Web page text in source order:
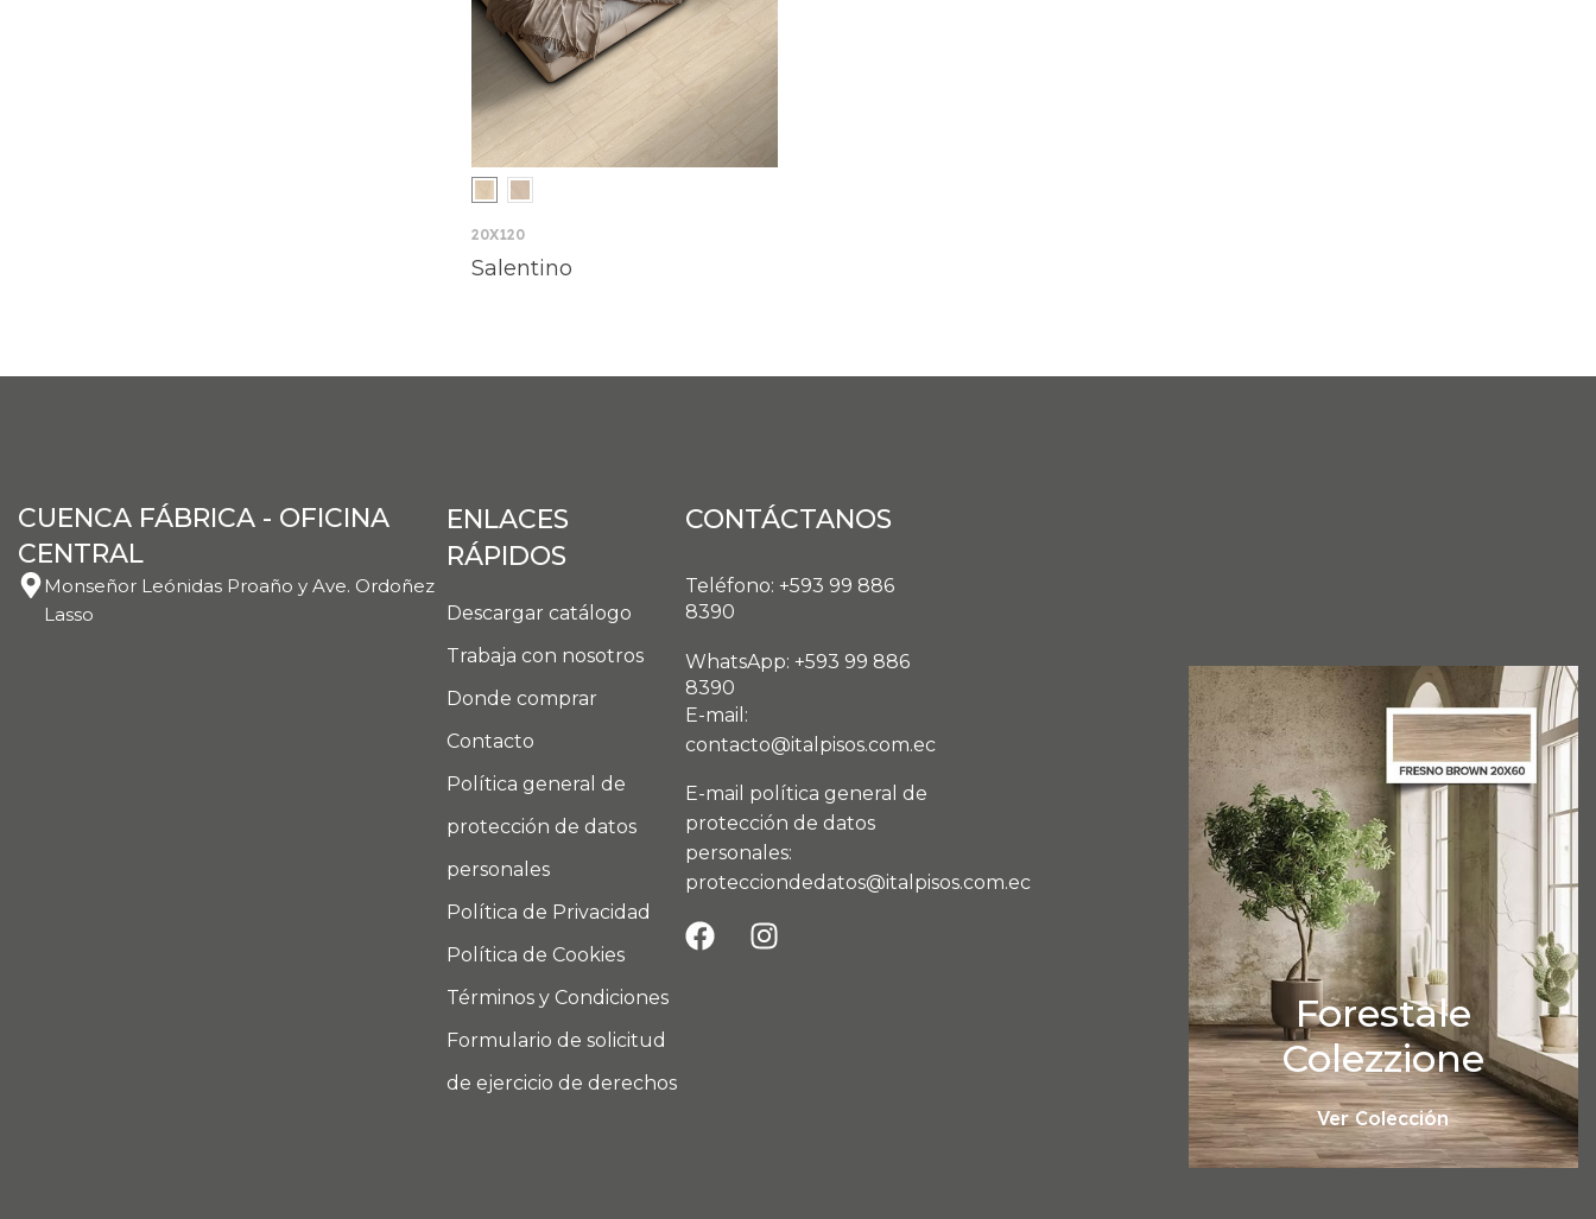
20X120
Salentino
CUENCA FÁBRICA - OFICINA
CENTRAL
Monseñor Leónidas Proaño y Ave. Ordoñez
Lasso
ENLACES
RÁPIDOS
Descargar catálogo
Trabaja con nosotros
Donde comprar
Contacto
Política general de
protección de datos
personales
Política de Privacidad
Política de Cookies
Términos y Condiciones
Formulario de solicitud
de ejercicio de derechos
CONTÁCTANOS
Teléfono: +593 99 886
8390
WhatsApp: +593 99 886
8390
E-mail:
contacto@italpisos.com.ec
E-mail política general de
protección de datos
personales:
protecciondedatos@italpisos.com.ec
Forestale
Colezzione
Ver Colección